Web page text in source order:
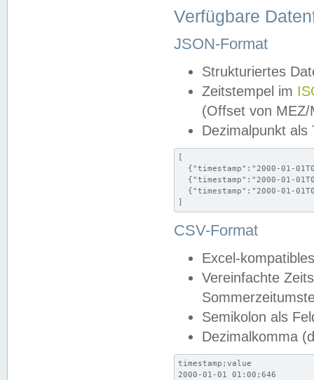
Verfügbare
JSON-Format
Strukturiertes
Zeitstempel im
(Offset von MEZ/
Dezimalpunkt als
[
{"timestamp":"2000-01-
{"timestamp":"2000-01-
{"timestamp":"2000-01-
]
CSV-Format
Excel-
Vereinfachte
Semikolon als
Dezimalkomma
timestamp;value
2000-01-01 01:00;646